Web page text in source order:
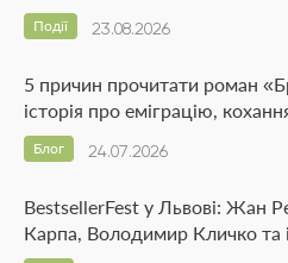
23.08.2026
Події
5 причин прочитати роман
історія про еміграцію,
24.07.2026
Блог
BestsellerFest у Львові: Жан
Карпа, Володимир Кличко та